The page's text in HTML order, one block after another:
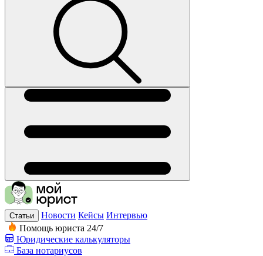
Статьи Новости Кейсы Интервью
Помощь юриста 24/7
Юридические калькуляторы
База нотариусов